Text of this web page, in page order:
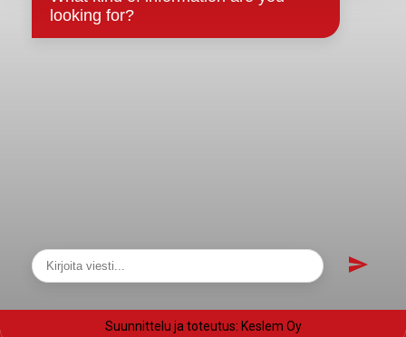
Tietosuoja
Tietosuojaselosteet